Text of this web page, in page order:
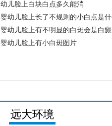
幼儿脸上白块白点多久能消
婴幼儿脸上长了不规则的小白点是
婴幼儿脸上有不明显的白斑会是白
婴幼儿脸上有小白斑图片
远大环境